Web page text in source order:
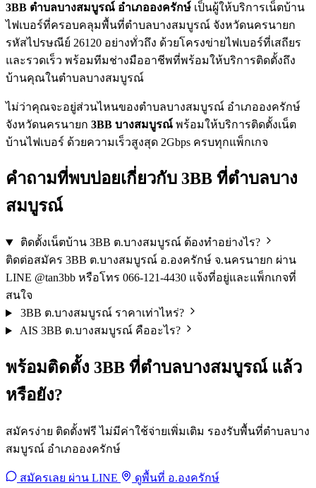
3BB ตำบลบางสมบูรณ์ อำเภอองครักษ์ เป็นผู้ให้บริการเน็ตบ้าน
ไฟเบอร์ที่ครอบคลุมพื้นที่ตำบลบางสมบูรณ์ จังหวัดนครนายก
รหัสไปรษณีย์ 26120 อย่างทั่วถึง ด้วยโครงข่ายไฟเบอร์ที่เสถียร
และรวดเร็ว พร้อมทีมช่างมืออาชีพที่พร้อมให้บริการติดตั้งถึง
บ้านคุณในตำบลบางสมบูรณ์
ไม่ว่าคุณจะอยู่ส่วนไหนของตำบลบางสมบูรณ์ อำเภอองครักษ์
จังหวัดนครนายก 3BB บางสมบูรณ์ พร้อมให้บริการติดตั้งเน็ต
บ้านไฟเบอร์ ด้วยความเร็วสูงสุด 2Gbps ครบทุกแพ็กเกจ
คำถามที่พบบ่อยเกี่ยวกับ 3BB ที่ตำบลบาง
สมบูรณ์
ติดตั้งเน็ตบ้าน 3BB ต.บางสมบูรณ์ ต้องทำอย่างไร?
ติดต่อสมัคร 3BB ต.บางสมบูรณ์ อ.องครักษ์ จ.นครนายก ผ่าน
LINE @tan3bb หรือโทร 066-121-4430 แจ้งที่อยู่และแพ็กเกจที่
สนใจ
3BB ต.บางสมบูรณ์ ราคาเท่าไหร่?
AIS 3BB ต.บางสมบูรณ์ คืออะไร?
พร้อมติดตั้ง 3BB ที่ตำบลบางสมบูรณ์ แล้ว
หรือยัง?
สมัครง่าย ติดตั้งฟรี ไม่มีค่าใช้จ่ายเพิ่มเติม รองรับพื้นที่ตำบลบาง
สมบูรณ์ อำเภอองครักษ์
สมัครเลย ผ่าน LINE ดูพื้นที่ อ.องครักษ์